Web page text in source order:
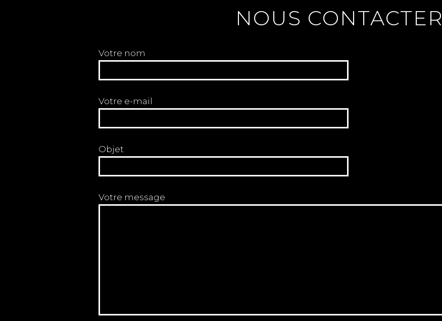
NOUS CONTACTER
Votre nom
Votre e-mail
Objet
Votre message